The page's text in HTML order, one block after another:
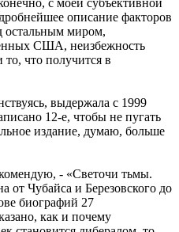
описание факторов
остальным миром,
США, неизбежность
то, что получится в
выдержала с 1999
12-е, чтобы не пугать
издание, думаю, больше
- «Светочи тьмы.
от Чубайса и Березовского до
биографий 27
как и почему